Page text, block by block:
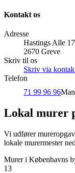
Kontakt os
Adresse
Hastings Alle 17
2670 Greve
Skriv til os
Skriv via
Telefon
71 99 96 96
Lokal murer
Vi udfører
lokale murermester
Murer i Københavns
13